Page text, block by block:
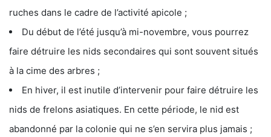
ruches dans le cadre de l’activité apicole ;
Du début de l’été jusqu’à mi-novembre, vous pourrez
faire détruire les nids secondaires qui sont souvent situés
à la cime des arbres ;
En hiver, il est inutile d’intervenir pour faire détruire les
nids de frelons asiatiques. En cette période, le nid est
abandonné par la colonie qui ne s’en servira plus jamais ;